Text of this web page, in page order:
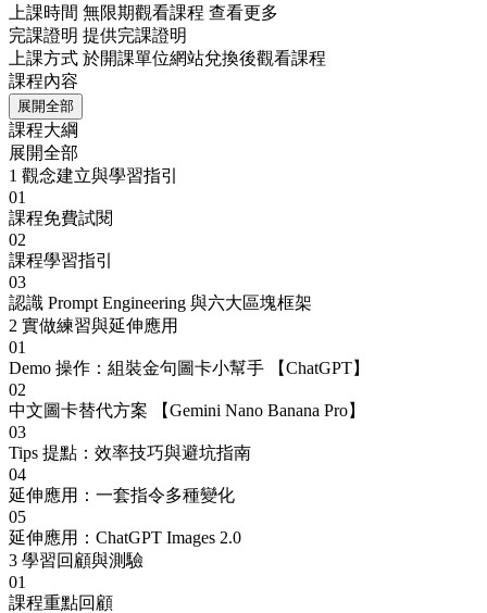
上課時間 無限期觀看課程 查看更多
完課證明 提供完課證明
上課方式 於開課單位網站兌換後觀看課程
課程內容
展開全部
課程大綱
展開全部
1 觀念建立與學習指引
01
課程免費試閱
02
課程學習指引
03
認識 Prompt Engineering 與六大區塊框架
2 實做練習與延伸應用
01
Demo 操作：組裝金句圖卡小幫手 【ChatGPT】
02
中文圖卡替代方案 【Gemini Nano Banana Pro】
03
Tips 提點：效率技巧與避坑指南
04
延伸應用：一套指令多種變化
05
延伸應用：ChatGPT Images 2.0
3 學習回顧與測驗
01
課程重點回顧